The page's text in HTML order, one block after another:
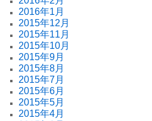
2016年1月
2015年12月
2015年11月
2015年10月
2015年9月
2015年8月
2015年7月
2015年6月
2015年5月
2015年4月